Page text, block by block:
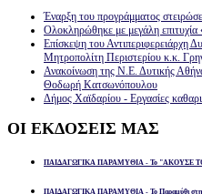
Έναρξη του προγράμματος
Ολοκληρώθηκε με μεγάλη επιτυχία
Επίσκεψη του Αντιπεριφερειάρχη
Μητροπολίτη Περιστερίου κ.κ.
Ανακοίνωση της Ν.Ε. Δυτικής
Θοδωρή Κατσωνόπουλου
Δήμος Χαϊδαρίου - Εργασίες
ΟΙ ΕΚΔΟΣΕΙΣ ΜΑΣ
ΠΑΙΔΑΓΩΓΙΚΑ ΠΑΡΑΜΥΘΙΑ - Το "ΑΚΟΥΣΕ
ΠΑΙΔΑΓΩΓΙΚΑ ΠΑΡΑΜΥΘΙΑ - Το Παραμύθι